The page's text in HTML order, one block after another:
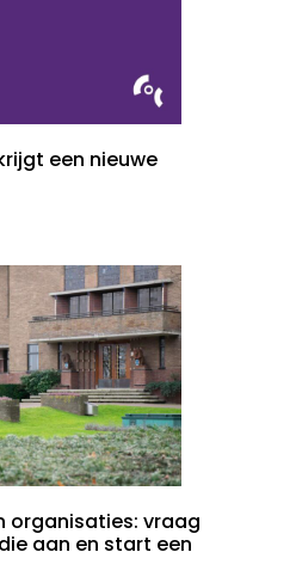
een nieuwe
organisaties: vraag
aan en start een